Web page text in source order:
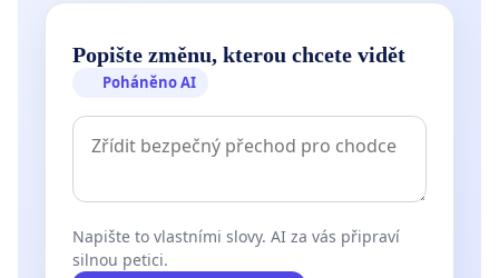
Popište změnu, kterou chcete vidět
Poháněno AI
Napište to vlastními slovy. AI za vás připraví
silnou petici.